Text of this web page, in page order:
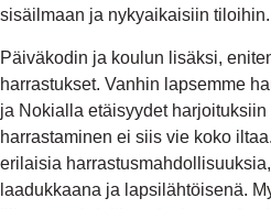
sisäilmaan ja nykyaikaisiin tiloihin.
Päiväkodin ja koulun lisäksi,
harrastukset. Vanhin lapsemme
ja Nokialla etäisyydet
harrastaminen ei siis vie koko
erilaisia
laadukkaana ja lapsilähtöisenä.